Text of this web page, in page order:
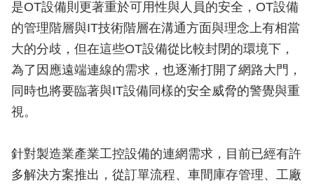
是OT設備則更著重於可用性與人員的安全，OT設備
的管理階層與IT技術階層在溝通方面與理念上有相當
大的分歧，但在這些OT設備從比較封閉的環境下，
為了因應遠端連線的需求，也逐漸打開了網路大門，
同時也將要臨著與IT設備同樣的安全威脅的警覺與重
視。
針對製造業產業工控設備的連網需求，目前已經有許
多解決方案推出，從訂單流程、車間庫存管理、工廠